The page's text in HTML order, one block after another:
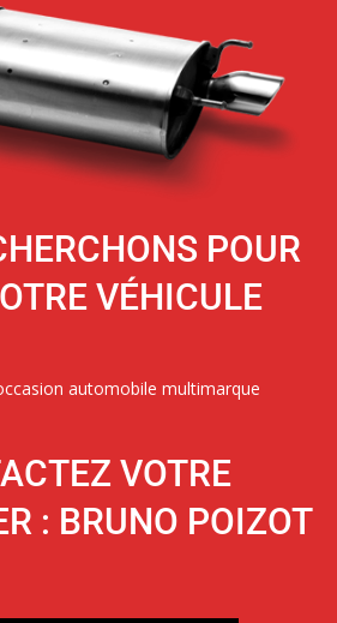
POUR
VÉHICULE
automobile multimarque
VOTRE
: BRUNO POIZOT